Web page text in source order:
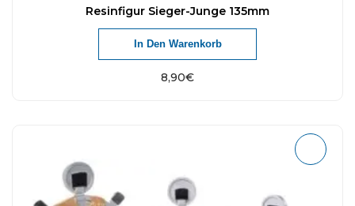
Resinfigur Sieger-Junge 135mm
8,90€
In Den Warenkorb